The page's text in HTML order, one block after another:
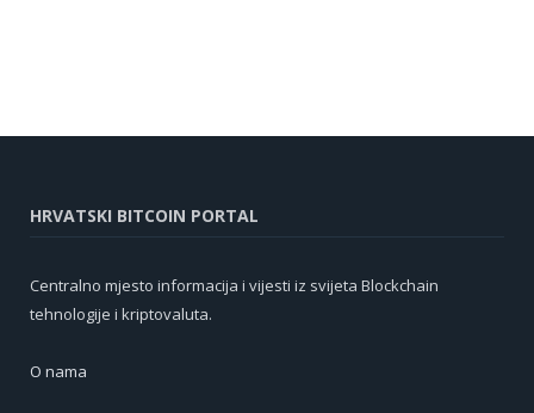
HRVATSKI BITCOIN PORTAL
Centralno mjesto informacija i vijesti iz svijeta Blockchain
tehnologije i kriptovaluta.
O nama